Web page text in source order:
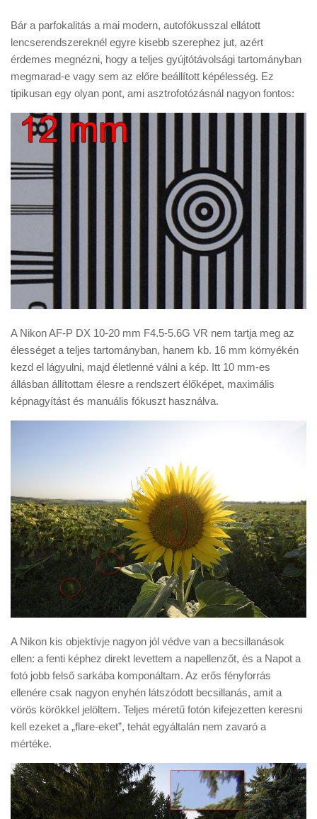
Bár a parfokalitás a mai modern, autofókusszal ellátott
lencserendszereknél egyre kisebb szerephez jut, azért
érdemes megnézni, hogy a teljes gyújtótávolsági tartományban
megmarad-e vagy sem az előre beállított képélesség. Ez
tipikusan egy olyan pont, ami asztrofotózásnál nagyon fontos:
A Nikon AF-P DX 10-20 mm F4.5-5.6G VR nem tartja meg az
élességet a teljes tartományban, hanem kb. 16 mm környékén
kezd el lágyulni, majd életlenné válni a kép. Itt 10 mm-es
állásban állítottam élesre a rendszert élőképet, maximális
képnagyítást és manuális fókuszt használva.
A Nikon kis objektívje nagyon jól védve van a becsillanások
ellen: a fenti képhez direkt levettem a napellenzőt, és a Napot a
fotó jobb felső sarkába komponáltam. Az erős fényforrás
ellenére csak nagyon enyhén látszódott becsillanás, amit a
vörös körökkel jelöltem. Teljes méretű fotón kifejezetten keresni
kell ezeket a „flare-eket”, tehát egyáltalán nem zavaró a
mértéke.